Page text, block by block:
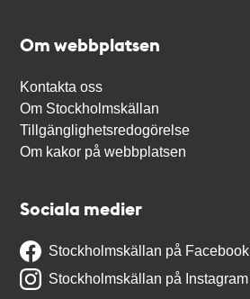
Om webbplatsen
Kontakta oss
Om Stockholmskällan
Tillgänglighetsredogörelse
Om kakor på webbplatsen
Sociala medier
Stockholmskällan på Facebook
Stockholmskällan på Instagram